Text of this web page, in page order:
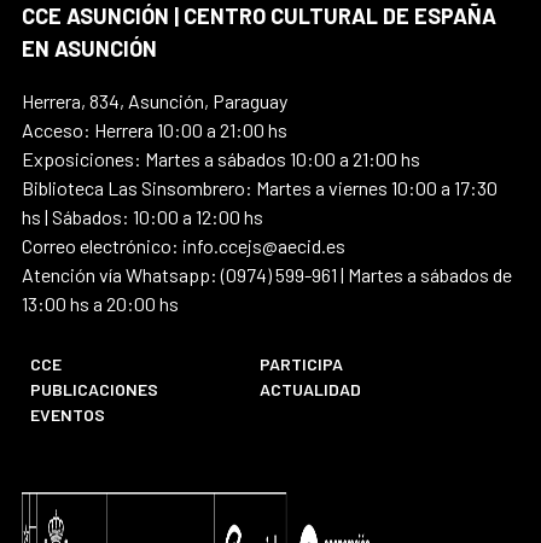
CCE ASUNCIÓN | CENTRO CULTURAL DE ESPAÑA
EN ASUNCIÓN
Herrera, 834, Asunción, Paraguay
Acceso: Herrera 10:00 a 21:00 hs
Exposiciones: Martes a sábados 10:00 a 21:00 hs
Biblioteca Las Sinsombrero: Martes a viernes 10:00 a 17:30
hs | Sábados: 10:00 a 12:00 hs
Correo electrónico: info.ccejs@aecid.es
Atención vía Whatsapp: (0974) 599-961 | Martes a sábados de
13:00 hs a 20:00 hs
CCE
PARTICIPA
PUBLICACIONES
ACTUALIDAD
EVENTOS